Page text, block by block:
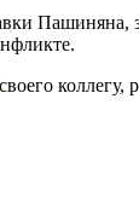
своего